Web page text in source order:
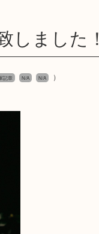
しました！
記章 N/A N/A
）